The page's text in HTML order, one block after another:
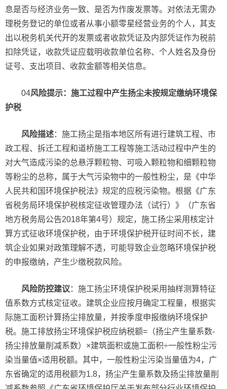
息是否与经济业务一致、是否为作废发票等。对依法无需办
理税务登记的单位或者从事小额零星经营业务的个人，其支
出以税务机关代开的发票或者收款凭证及内部凭证作为税前
扣除凭证，收款凭证应载明收款单位名称、个人姓名及身份
证号、支出项目、收款金额等相关信息。
04风险提示：施工过程中产生扬尘未按规定缴纳环境保
护税
风险描述：施工扬尘是指本地区所有进行建筑工程、市
政工程、拆迁工程和道桥施工工程等施工活动过程中产生的
对大气造成污染的总悬浮颗粒物、可吸入颗粒物和细颗粒物
等粉尘的总称，属于大气污染物中的一般性粉尘，是《中华
人民共和国环境保护税法》规定的应税污染物。根据《广东
省税务局环境保护税核定征收管理办法（试行）》（广东省
地方税务局公告2018年第4号）规定，施工扬尘采用核定计
算方式征收环境保护税，由于环境保护税开征时间不长，建
筑企业如果对政策理解不透，可能导致企业忽略环境保护税
的申报缴纳，产生少缴税款风险。
风险防控建议 ：施工扬尘环境保护税采用抽样测算特征
值系数方式核定征收。建筑企业应按月确定工程量，根据实
际施工面积计算扬尘排放量，并按季度申报缴纳环境保护
税。施工排放扬尘环境保护税应纳税额=（扬尘产生量系数-
扬尘排放量削减系数）×建筑面积或施工面积÷一般性粉尘污
染当量值×适用税额。其中，一般性粉尘污染当量值为4，广
东省确定的适用税额为1.8，扬尘产生量系数及扬尘排放量削